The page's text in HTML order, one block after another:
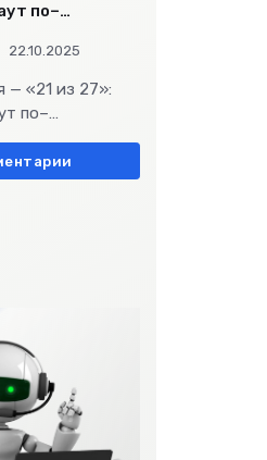
и образование / Интернет
по–
22.10.2025
— «21 из 27»:
по–